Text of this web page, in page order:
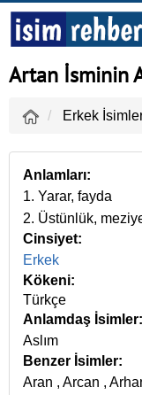
Artan İsminin
Erkek
Anlamları:
1. Yarar, fayda
2. Üstünlük,
Cinsiyet:
Erkek
Kökeni:
Türkçe
Anlamdaş İsimler:
Aslım
Benzer İsimler:
Aran , Arcan ,